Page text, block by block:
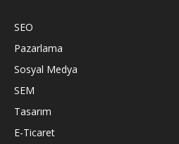
SEO
Pazarlama
Sosyal Medya
SEM
Tasarım
E-Ticaret